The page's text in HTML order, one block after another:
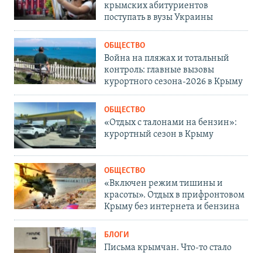
крымских абитуриентов
поступать в вузы Украины
ОБЩЕСТВО
Война на пляжах и тотальный
контроль: главные вызовы
курортного сезона-2026 в Крыму
ОБЩЕСТВО
«Отдых с талонами на бензин»:
курортный сезон в Крыму
ОБЩЕСТВО
«Включен режим тишины и
красоты». Отдых в прифронтовом
Крыму без интернета и бензина
БЛОГИ
Письма крымчан. Что-то стало